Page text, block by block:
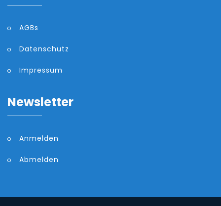
AGBs
Datenschutz
Impressum
Newsletter
Anmelden
Abmelden